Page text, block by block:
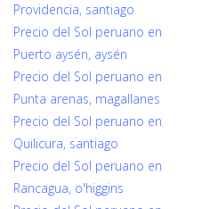
Providencia, santiago
Precio del Sol peruano en
Puerto aysén, aysén
Precio del Sol peruano en
Punta arenas, magallanes
Precio del Sol peruano en
Quilicura, santiago
Precio del Sol peruano en
Rancagua, o'higgins